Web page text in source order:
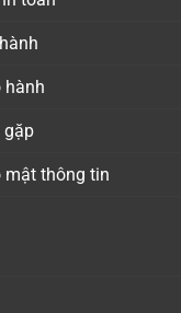
hành
gặp
mật thông tin